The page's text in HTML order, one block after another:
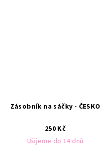
Zásobník na sáčky - ČESKO
250 Kč
Ušijeme do 14 dnů